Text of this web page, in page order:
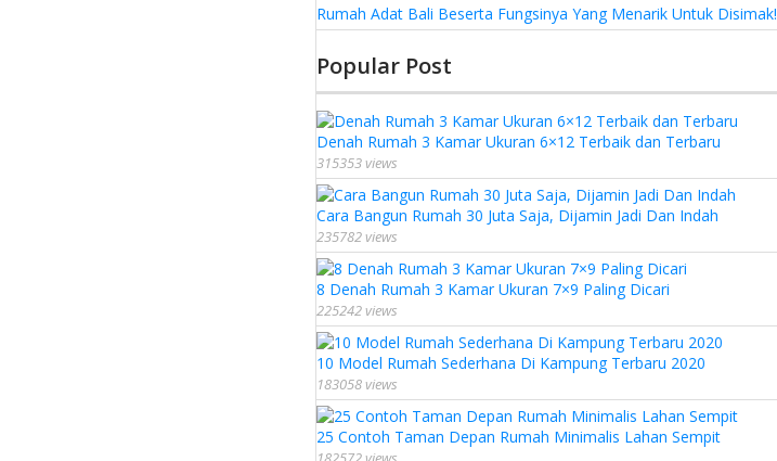
Rumah Adat Bali Beserta Fungsinya Yang Menarik Untuk Disimak!
Popular Post
Denah Rumah 3 Kamar Ukuran 6×12 Terbaik dan Terbaru
315353 views
Cara Bangun Rumah 30 Juta Saja, Dijamin Jadi Dan Indah
235782 views
8 Denah Rumah 3 Kamar Ukuran 7×9 Paling Dicari
225242 views
10 Model Rumah Sederhana Di Kampung Terbaru 2020
183058 views
25 Contoh Taman Depan Rumah Minimalis Lahan Sempit